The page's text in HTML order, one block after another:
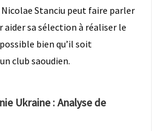
Stanciu peut faire parler
aider sa sélection à réaliser le
bien qu’il soit
club saoudien.
Ukraine : Analyse de